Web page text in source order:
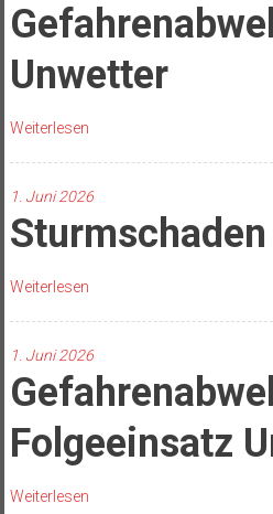
Unwetter
Weiterlesen
1. Juni 2026
Sturmschaden
Weiterlesen
1. Juni 2026
Folgeeinsatz
Weiterlesen